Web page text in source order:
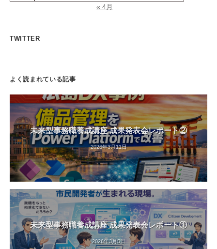
« 4月
TWITTER
よく読まれている記事
未来型事務職養成講座 成果発表会レポート②
2026年3月11日
未来型事務職養成講座 成果発表会レポート①
2026年3月5日